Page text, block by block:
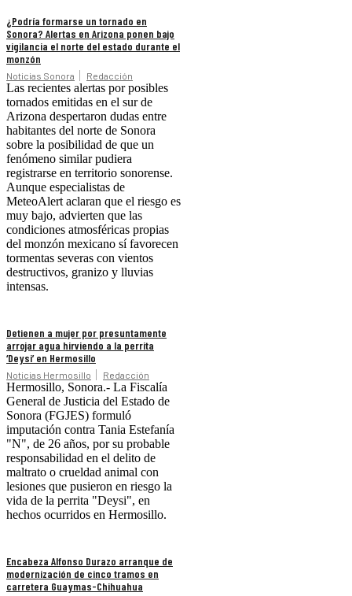
¿Podría formarse un tornado en
Sonora? Alertas en Arizona ponen bajo
vigilancia el norte del estado durante el
monzón
Noticias Sonora Redacción
Las recientes alertas por posibles
tornados emitidas en el sur de
Arizona despertaron dudas entre
habitantes del norte de Sonora
sobre la posibilidad de que un
fenómeno similar pudiera
registrarse en territorio sonorense.
Aunque especialistas de
MeteoAlert aclaran que el riesgo es
muy bajo, advierten que las
condiciones atmosféricas propias
del monzón mexicano sí favorecen
tormentas severas con vientos
destructivos, granizo y lluvias
intensas.
Detienen a mujer por presuntamente
arrojar agua hirviendo a la perrita
‘Deysi’ en Hermosillo
Noticias Hermosillo Redacción
Hermosillo, Sonora.- La Fiscalía
General de Justicia del Estado de
Sonora (FGJES) formuló
imputación contra Tania Estefanía
"N", de 26 años, por su probable
responsabilidad en el delito de
maltrato o crueldad animal con
lesiones que pusieron en riesgo la
vida de la perrita "Deysi", en
hechos ocurridos en Hermosillo.
Encabeza Alfonso Durazo arranque de
modernización de cinco tramos en
carretera Guaymas-Chihuahua